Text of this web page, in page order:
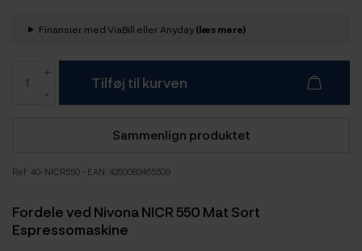
Finansier med ViaBill eller Anyday(læs mere)
Tilføj til kurven
Sammenlign produktet
Ref: 40-NICR550 - EAN: 4260083465509
Fordele ved Nivona NICR 550 Mat Sort
Espressomaskine